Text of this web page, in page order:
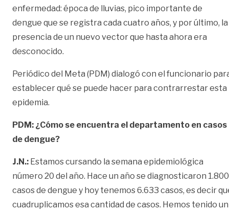
enfermedad: época de lluvias, pico importante de
dengue que se registra cada cuatro años, y por último, la
presencia de un nuevo vector que hasta ahora era
desconocido.
Periódico del Meta (PDM) dialogó con el funcionario
establecer qué se puede hacer para contrarrestar esta
epidemia.
PDM: ¿Cómo se encuentra el departamento en casos
de dengue?
J.N.: Estamos cursando la semana epidemiológica
número 20 del año. Hace un año se diagnosticaron 1.800
casos de dengue y hoy tenemos 6.633 casos, es decir
cuadruplicamos esa cantidad de casos. Hemos tenido un